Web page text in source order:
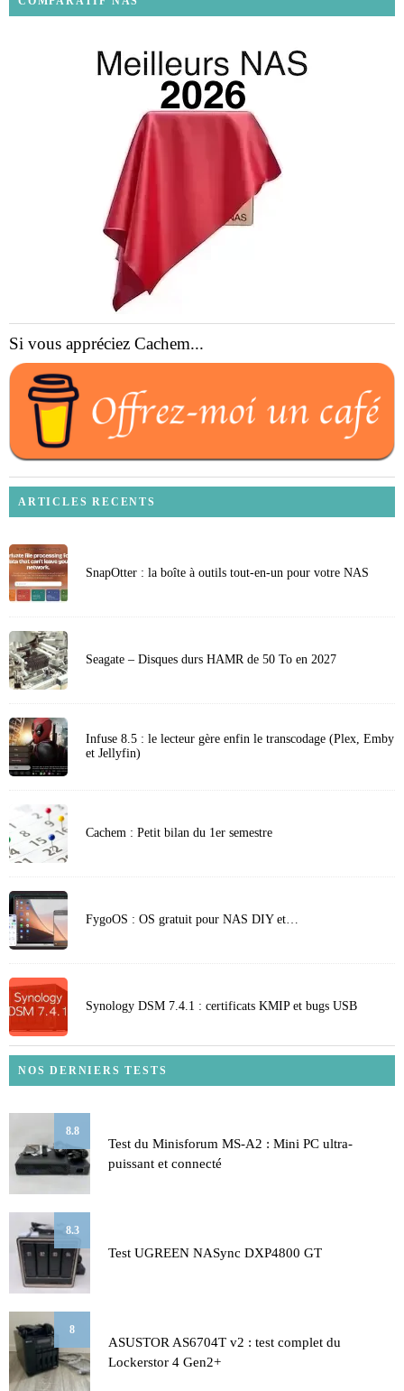
Si vous appréciez Cachem...
ARTICLES RECENTS
SnapOtter : la boîte à outils tout-en-un pour votre NAS
Seagate – Disques durs HAMR de 50 To en 2027
Infuse 8.5 : le lecteur gère enfin le transcodage (Plex, Emby
et Jellyfin)
Cachem : Petit bilan du 1er semestre
FygoOS : OS gratuit pour NAS DIY et…
Synology DSM 7.4.1 : certificats KMIP et bugs USB
NOS DERNIERS TESTS
8.8
Test du Minisforum MS-A2 : Mini PC ultra-
puissant et connecté
8.3
Test UGREEN NASync DXP4800 GT
8
ASUSTOR AS6704T v2 : test complet du
Lockerstor 4 Gen2+